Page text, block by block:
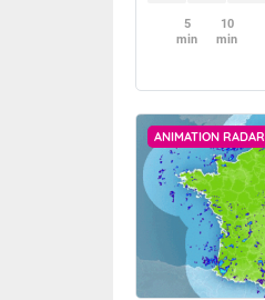
5
min
10
min
ANIMATION RADAR